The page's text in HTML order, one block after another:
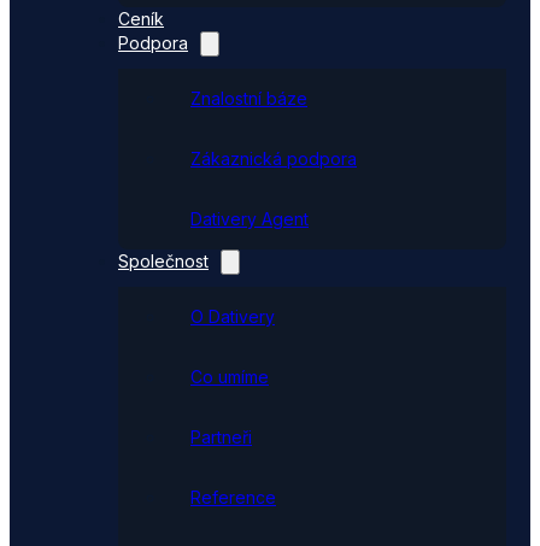
Ceník
Podpora
Znalostní báze
Zákaznická podpora
Dativery Agent
Společnost
O Dativery
Co umíme
Partneři
Reference